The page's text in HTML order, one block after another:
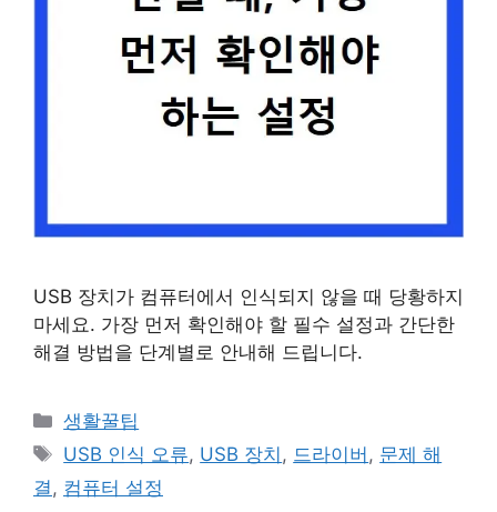
USB 장치가 컴퓨터에서 인식되지 않을 때 당황하지
마세요. 가장 먼저 확인해야 할 필수 설정과 간단한
해결 방법을 단계별로 안내해 드립니다.
카
테
리
생활꿀팁
태
그
USB 인식 오류, USB 장치 , 드라이버 , 문제 해
결 , 컴퓨터 설정